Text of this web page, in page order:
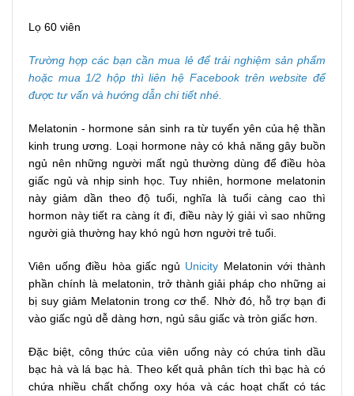
Lọ 60 viên
Trường hợp các bạn cần mua lẻ để trải nghiệm sản phẩm
hoặc mua 1/2 hộp thì liên hệ Facebook trên website để
được tư vấn và hướng dẫn chi tiết nhé.
Melatonin - hormone sản sinh ra từ tuyến yên của hệ thần
kinh trung ương. Loại hormone này có khả năng gây buồn
ngủ nên những người mất ngủ thường dùng để điều hòa
giấc ngủ và nhịp sinh học. Tuy nhiên, hormone melatonin
này giảm dần theo độ tuổi, nghĩa là tuổi càng cao thì
hormon này tiết ra càng ít đi, điều này lý giải vì sao những
người già thường hay khó ngủ hơn người trẻ tuổi.
Viên uống điều hòa giấc ngủ Unicity Melatonin với thành
phần chính là melatonin, trở thành giải pháp cho những ai
bị suy giảm Melatonin trong cơ thể. Nhờ đó, hỗ trợ bạn đi
vào giấc ngủ dễ dàng hơn, ngủ sâu giấc và tròn giấc hơn.
Đặc biệt, công thức của viên uống này có chứa tinh dầu
bạc hà và lá bạc hà. Theo kết quả phân tích thì bạc hà có
chứa nhiều chất chống oxy hóa và các hoạt chất có tác